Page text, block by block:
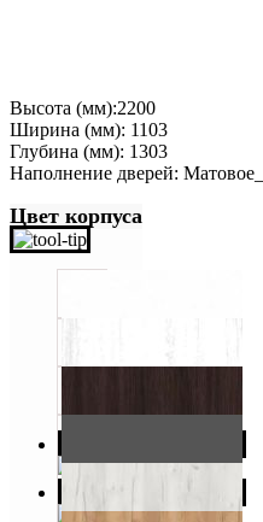
Высота (мм):2200
Ширина (мм): 1103
Глубина (мм): 1303
Наполнение дверей:
Цвет корпуса